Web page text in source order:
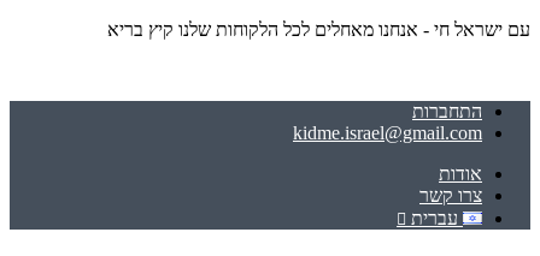
עם ישראל חי - אנחנו מאחלים לכל הלקוחות שלנו קיץ בריא
התחברות
kidme.israel@gmail.com
אודות
צרו קשר
עברית